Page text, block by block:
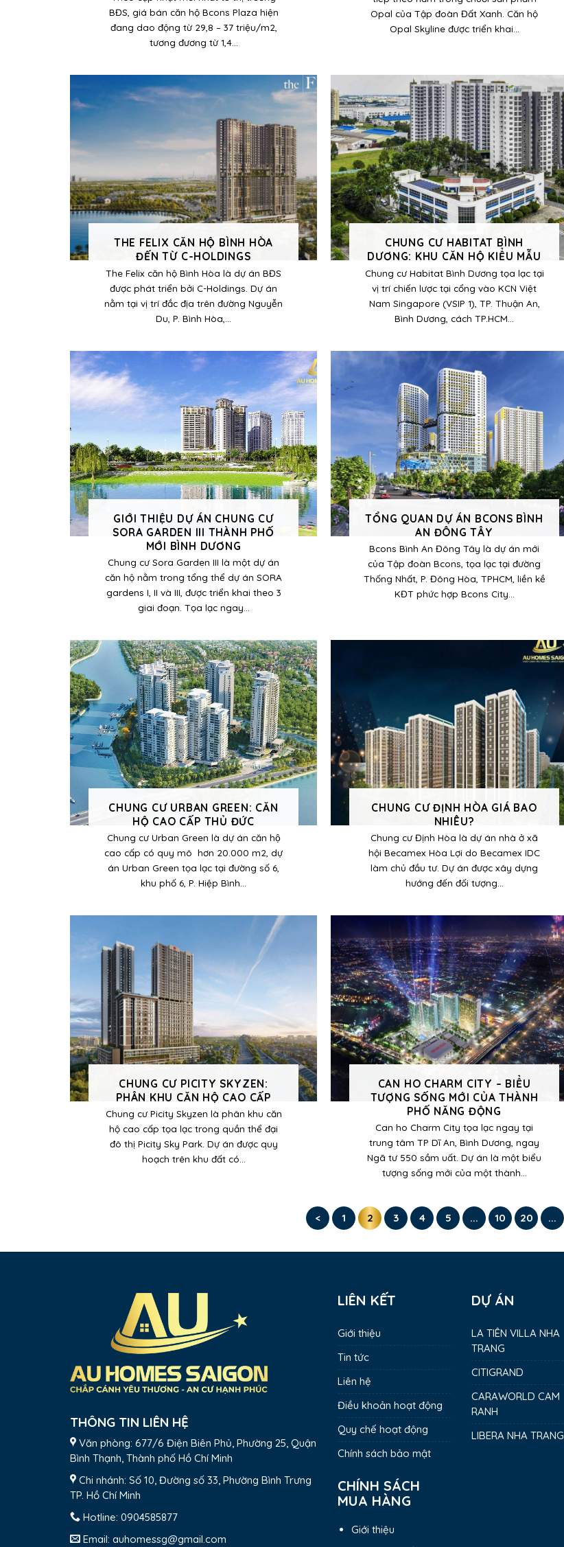
BĐS, giá bán căn hộ Bcons Plaza hiện
đang dao động từ 29,8 – 37 triệu/m2,
tương đương từ 1,4...
Opal của Tập đoàn Đất Xanh. Căn hộ
Opal Skyline được triển khai...
THE FELIX CĂN HỘ BÌNH HÒA
ĐẾN TỪ C-HOLDINGS
The Felix căn hộ Bình Hòa là dự án BĐS
được phát triển bởi C-Holdings. Dự án
nằm tại vị trí đắc địa trên đường Nguyễn
Du, P. Bình Hòa,...
CHUNG CƯ HABITAT BÌNH
DƯƠNG: KHU CĂN HỘ KIỂU MẪU
Chung cư Habitat Bình Dương tọa lạc tại
vị trí chiến lược tại cổng vào KCN Việt
Nam Singapore (VSIP 1), TP. Thuận An,
Bình Dương, cách TP.HCM...
GIỚI THIỆU DỰ ÁN CHUNG CƯ
SORA GARDEN III THÀNH PHỐ
MỚI BÌNH DƯƠNG
Chung cư Sora Garden III là một dự án
căn hộ nằm trong tổng thể dự án SORA
gardens I, II và III, được triển khai theo 3
giai đoạn. Tọa lạc ngay...
TỔNG QUAN DỰ ÁN BCONS BÌNH
AN ĐÔNG TÂY
Bcons Bình An Đông Tây là dự án mới
của Tập đoàn Bcons, tọa lạc tại đường
Thống Nhất, P. Đông Hòa, TPHCM, liền kề
KĐT phức hợp Bcons City...
CHUNG CƯ URBAN GREEN: CĂN
HỘ CAO CẤP THỦ ĐỨC
Chung cư Urban Green là dự án căn hộ
cao cấp có quy mô hơn 20.000 m2, dự
án Urban Green tọa lạc tại đường số 6,
khu phố 6, P. Hiệp Bình...
CHUNG CƯ ĐỊNH HÒA GIÁ BAO
NHIÊU?
Chung cư Định Hòa là dự án nhà ở xã
hội Becamex Hòa Lợi do Becamex IDC
làm chủ đầu tư. Dự án được xây dựng
hướng đến đối tượng...
CHUNG CƯ PICITY SKYZEN:
PHÂN KHU CĂN HỘ CAO CẤP
Chung cư Picity Skyzen là phân khu căn
hộ cao cấp tọa lạc trong quần thể đại
đô thị Picity Sky Park. Dự án được quy
hoạch trên khu đất có...
CAN HO CHARM CITY – BIỂU
TƯỢNG SỐNG MỚI CỦA THÀNH
PHỐ NĂNG ĐỘNG
Can ho Charm City tọa lạc ngay tại
trung tâm TP Dĩ An, Bình Dương, ngay
Ngã tư 550 sầm uất. Dự án là một biểu
tượng sống mới của một thành...
< 1 2 3 4 5 ... 10 20 ...
THÔNG TIN LIÊN HỆ
Văn phòng: 677/6 Điện Biên Phủ, Phường 25, Quận
Bình Thạnh, Thành phố Hồ Chí Minh
Chi nhánh: Số 10, Đường số 33, Phường Bình Trưng
TP. Hồ Chí Minh
Hotline: 0904585877
Email: auhomessg@gmail.com
LIÊN KẾT
Giới thiệu
Tin tức
Liên hệ
Điều khoản hoạt động
Quy chế hoạt động
Chính sách bảo mật
CHÍNH SÁCH
MUA HÀNG
Giới thiệu
DỰ ÁN
LA TIÊN VILLA NHA
TRANG
CITIGRAND
CARAWORLD CAM
RANH
LIBERA NHA TRANG